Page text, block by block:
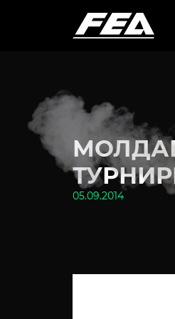
05.09.2014